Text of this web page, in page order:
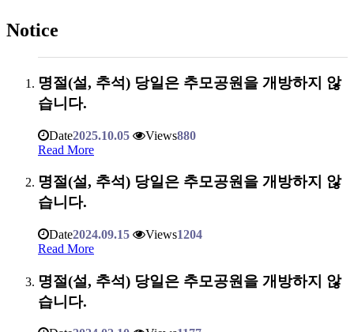
Notice
명절(설, 추석) 당일은 추모공원을 개방하지 않
습니다.
Date2025.10.05 Views880
Read More
명절(설, 추석) 당일은 추모공원을 개방하지 않
습니다.
Date2024.09.15 Views1204
Read More
명절(설, 추석) 당일은 추모공원을 개방하지 않
습니다.